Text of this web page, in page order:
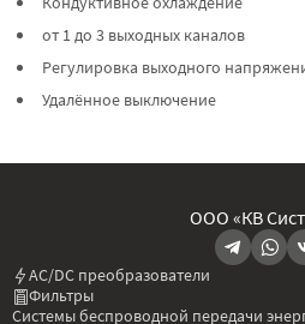
от 1 до 3 выходных каналов
Регулировка выходного
Удалённое выключение
ООО «КВ
AC/DC преобразователи
Фильтры
Системы беспроводной передачи